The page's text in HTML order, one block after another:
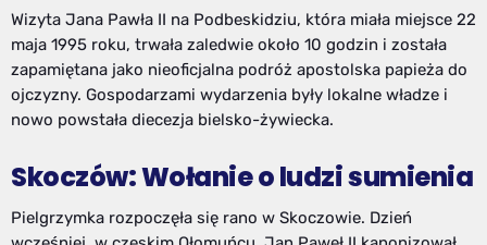
Wizyta Jana Pawła II na Podbeskidziu, która miała miejsce 22
maja 1995 roku, trwała zaledwie około 10 godzin i została
zapamiętana jako nieoficjalna podróż apostolska papieża do
ojczyzny. Gospodarzami wydarzenia były lokalne władze i
nowo powstała diecezja bielsko-żywiecka.
Skoczów: Wołanie o ludzi sumienia
Pielgrzymka rozpoczęła się rano w Skoczowie. Dzień